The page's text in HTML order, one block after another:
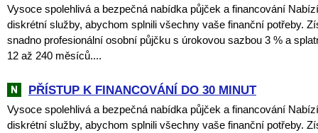
Vysoce spolehlivá a bezpečná nabídka půjček a financování
diskrétní služby, abychom splnili všechny vaše finanční potřeby.
snadno profesionální osobní půjčku s úrokovou sazbou 3 % a
12 až 240 měsíců....
PŘÍSTUP K FINANCOVÁNÍ DO 30 MINUT
Vysoce spolehlivá a bezpečná nabídka půjček a financování
diskrétní služby, abychom splnili všechny vaše finanční potřeby.